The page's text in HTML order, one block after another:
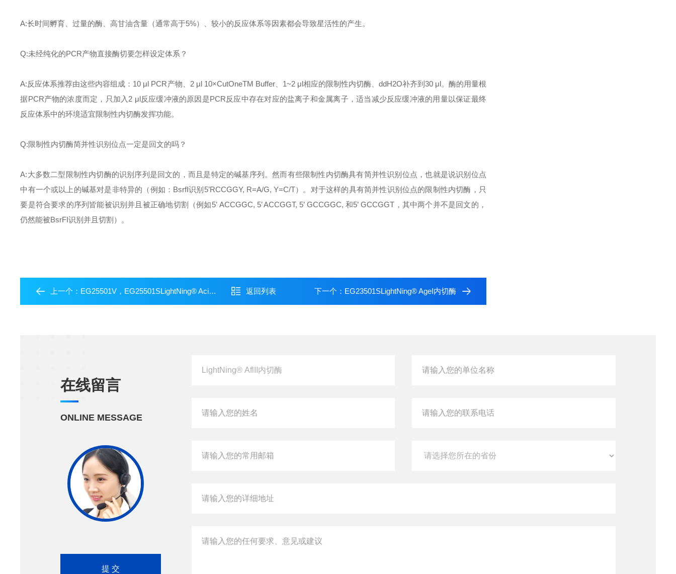
A:长时间孵育、过量的酶、高甘油含量（通常高于5%）、较小的反应体系等因素都会导致星活性的产生。
Q:未经纯化的PCR产物直接酶切要怎样设定体系？
A:反应体系推荐由这些内容组成： 10 μl PCR产物、 2 μl 10×CutOneTM Buffer、 1~2 μl相应的限制性内切酶、 ddH2O补齐到 30 μl。酶的用量根
据PCR产物的浓度而定，只加入 2 μl反应缓冲液的原因是PCR反应中存在对应的盐离子和金属离子，适当减少反应缓冲液的用量以保证最终
反应体系中的环境适宜限制性内切酶发挥功能。
Q:限制性内切酶简并性识别位点一定是回文的吗？
A:大多数二型限制性内切酶的识别序列是回文的，而且是特定的碱基序列。然而有些限制性内切酶具有简并性识别位点，也就是说识别位点
中有一个或以上的碱基对是非特异的（例如： BsrfI识别 5’RCCGGY, R=A/G, Y=C/T）。对于这样的具有简并性识别位点的限制性内切酶，只
要是符合要求的序列皆能被识别并且被正确地切割（例如5’ ACCGGC, 5’ACCGGT, 5’ GCCGGC, 和5’GCCGGT ，其中两个并不是回文的，
仍然能被BsrFI识别并且切割）。
上一个： EG25501V，EG25501SLightNing® AciI内切酶 返回列表 下一个： EG23501SLightNing® AgeI内切酶
在线留言
ONLINE MESSAGE